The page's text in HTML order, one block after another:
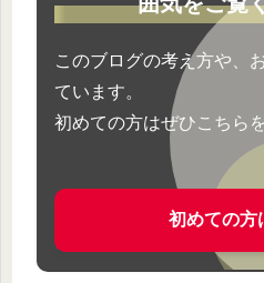
このブログの考え方や、
ています。
初めての方はぜひこちら
初めての方